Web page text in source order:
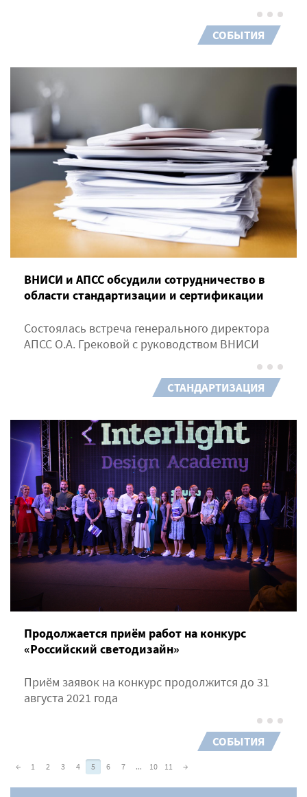
СОБЫТИЯ
ВНИСИ и АПСС обсудили сотрудничество в
области стандартизации и сертификации
Состоялась встреча генерального директора
АПСС О.А. Грековой с руководством ВНИСИ
СТАНДАРТИЗАЦИЯ
Продолжается приём работ на конкурс
«Российский светодизайн»
Приём заявок на конкурс продолжится до 31
августа 2021 года
СОБЫТИЯ
← 1 2 3 4 5 6 7 ... 10 11 →